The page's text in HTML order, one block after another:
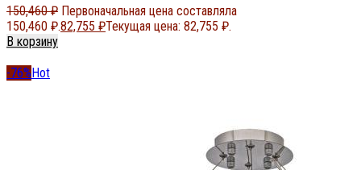
150,460₽ Первоначальная цена составляла
150,460 ₽.82,755 ₽Текущая цена: 82,755 ₽.
В корзину
-76% Hot